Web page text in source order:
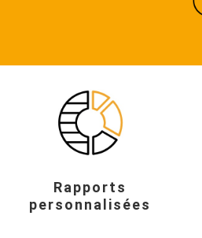
Rapports
personnalisées